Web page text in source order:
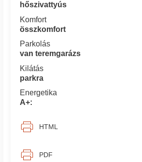
hőszivattyús
Komfort
összkomfort
Parkolás
van teremgarázs
Kilátás
parkra
Energetika
A+:
HTML
PDF